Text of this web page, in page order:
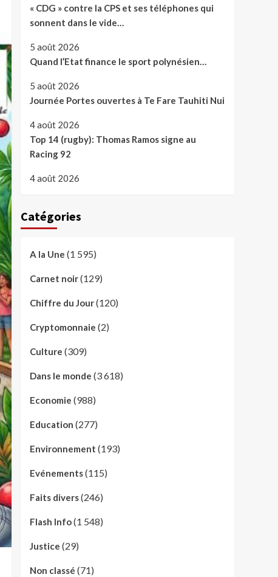
« CDG » contre la CPS et ses téléphones qui
sonnent dans le vide…
5 août 2026
Quand l’Etat finance le sport polynésien…
5 août 2026
Journée Portes ouvertes à Te Fare Tauhiti Nui
4 août 2026
Top 14 (rugby): Thomas Ramos signe au
Racing 92
4 août 2026
Catégories
A la Une (1 595)
Carnet noir(129)
Chiffre du Jour(120)
Cryptomonnaie (2)
Culture (309)
Dans le monde (3 618)
Economie (988)
Education (277)
Environnement (193)
Evénements(115)
Faits divers(246)
Flash Info(1 548)
Justice (29)
Non classé (71)